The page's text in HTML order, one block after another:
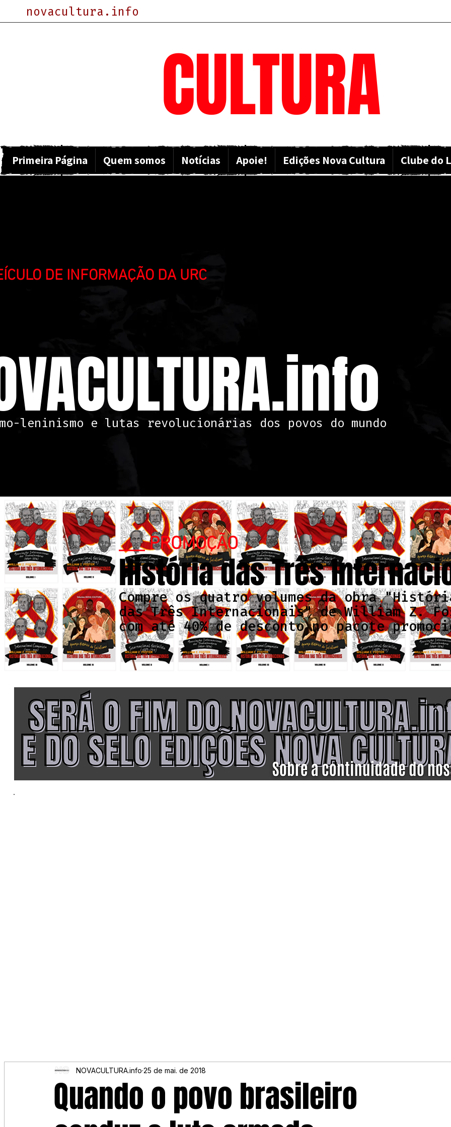
novacultura.info
CULTURA
Primeira Página Quem somos Notícias Apoie! Edições Nova Cultura Clube do
DE INFORMAÇÃO DA URC
leninismo e lutas revolucionárias dos povos do mundo
Compre os quatro volumes da obra
das Três Internacionais" de William Z.
com até 40% de desconto no pacote
___ PROMOÇÃO
História das Três
Quando o povo brasileiro
NOVACULTURA.info 25 de mai. de 2018